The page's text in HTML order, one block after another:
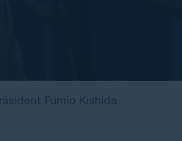
Fumio Kishida